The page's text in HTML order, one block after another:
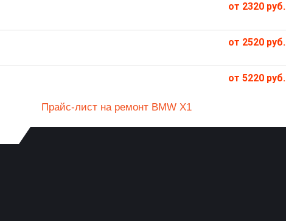
от 2320 руб.
от 2520 руб.
от 5220 руб.
Прайс-лист на ремонт BMW X1